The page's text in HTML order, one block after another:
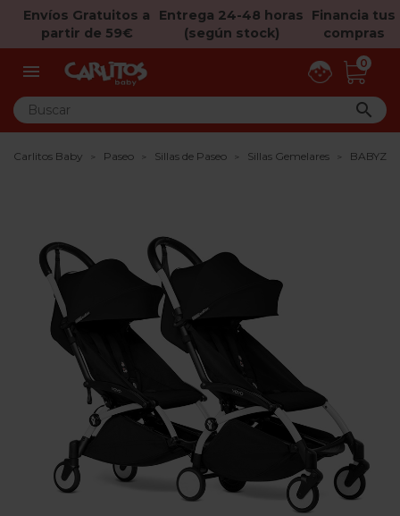
Envíos Gratuitos a
partir de 59€
Entrega 24-48 horas
(según stock)
Financia tus
compras
 0

Carlitos Baby Paseo Sillas de Paseo Sillas Gemelares